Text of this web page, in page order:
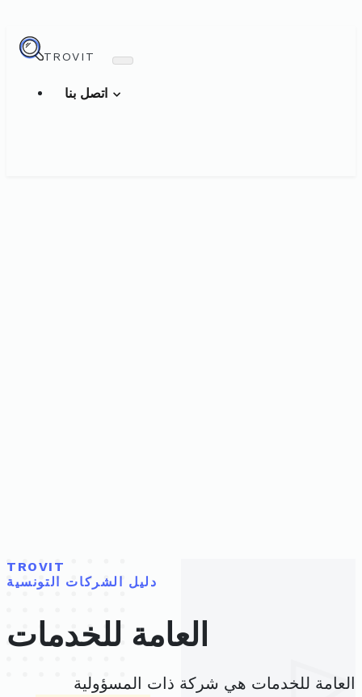
TROVIT
TROVIT
دليل الشركات التونسية
العامة للخدمات
العامة للخدمات هي شركة ذات المسؤولية